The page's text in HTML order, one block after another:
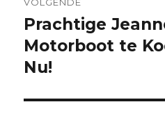
Volgende
bericht:
Prachtige
Motorboot te
Nu!